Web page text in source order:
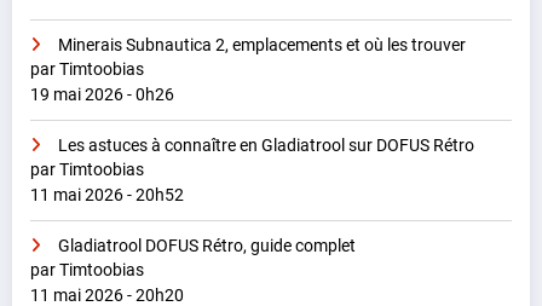
Minerais Subnautica 2, emplacements et où les trouver
par Timtoobias
19 mai 2026 - 0h26
Les astuces à connaître en Gladiatrool sur DOFUS Rétro
par Timtoobias
11 mai 2026 - 20h52
Gladiatrool DOFUS Rétro, guide complet
par Timtoobias
11 mai 2026 - 20h20